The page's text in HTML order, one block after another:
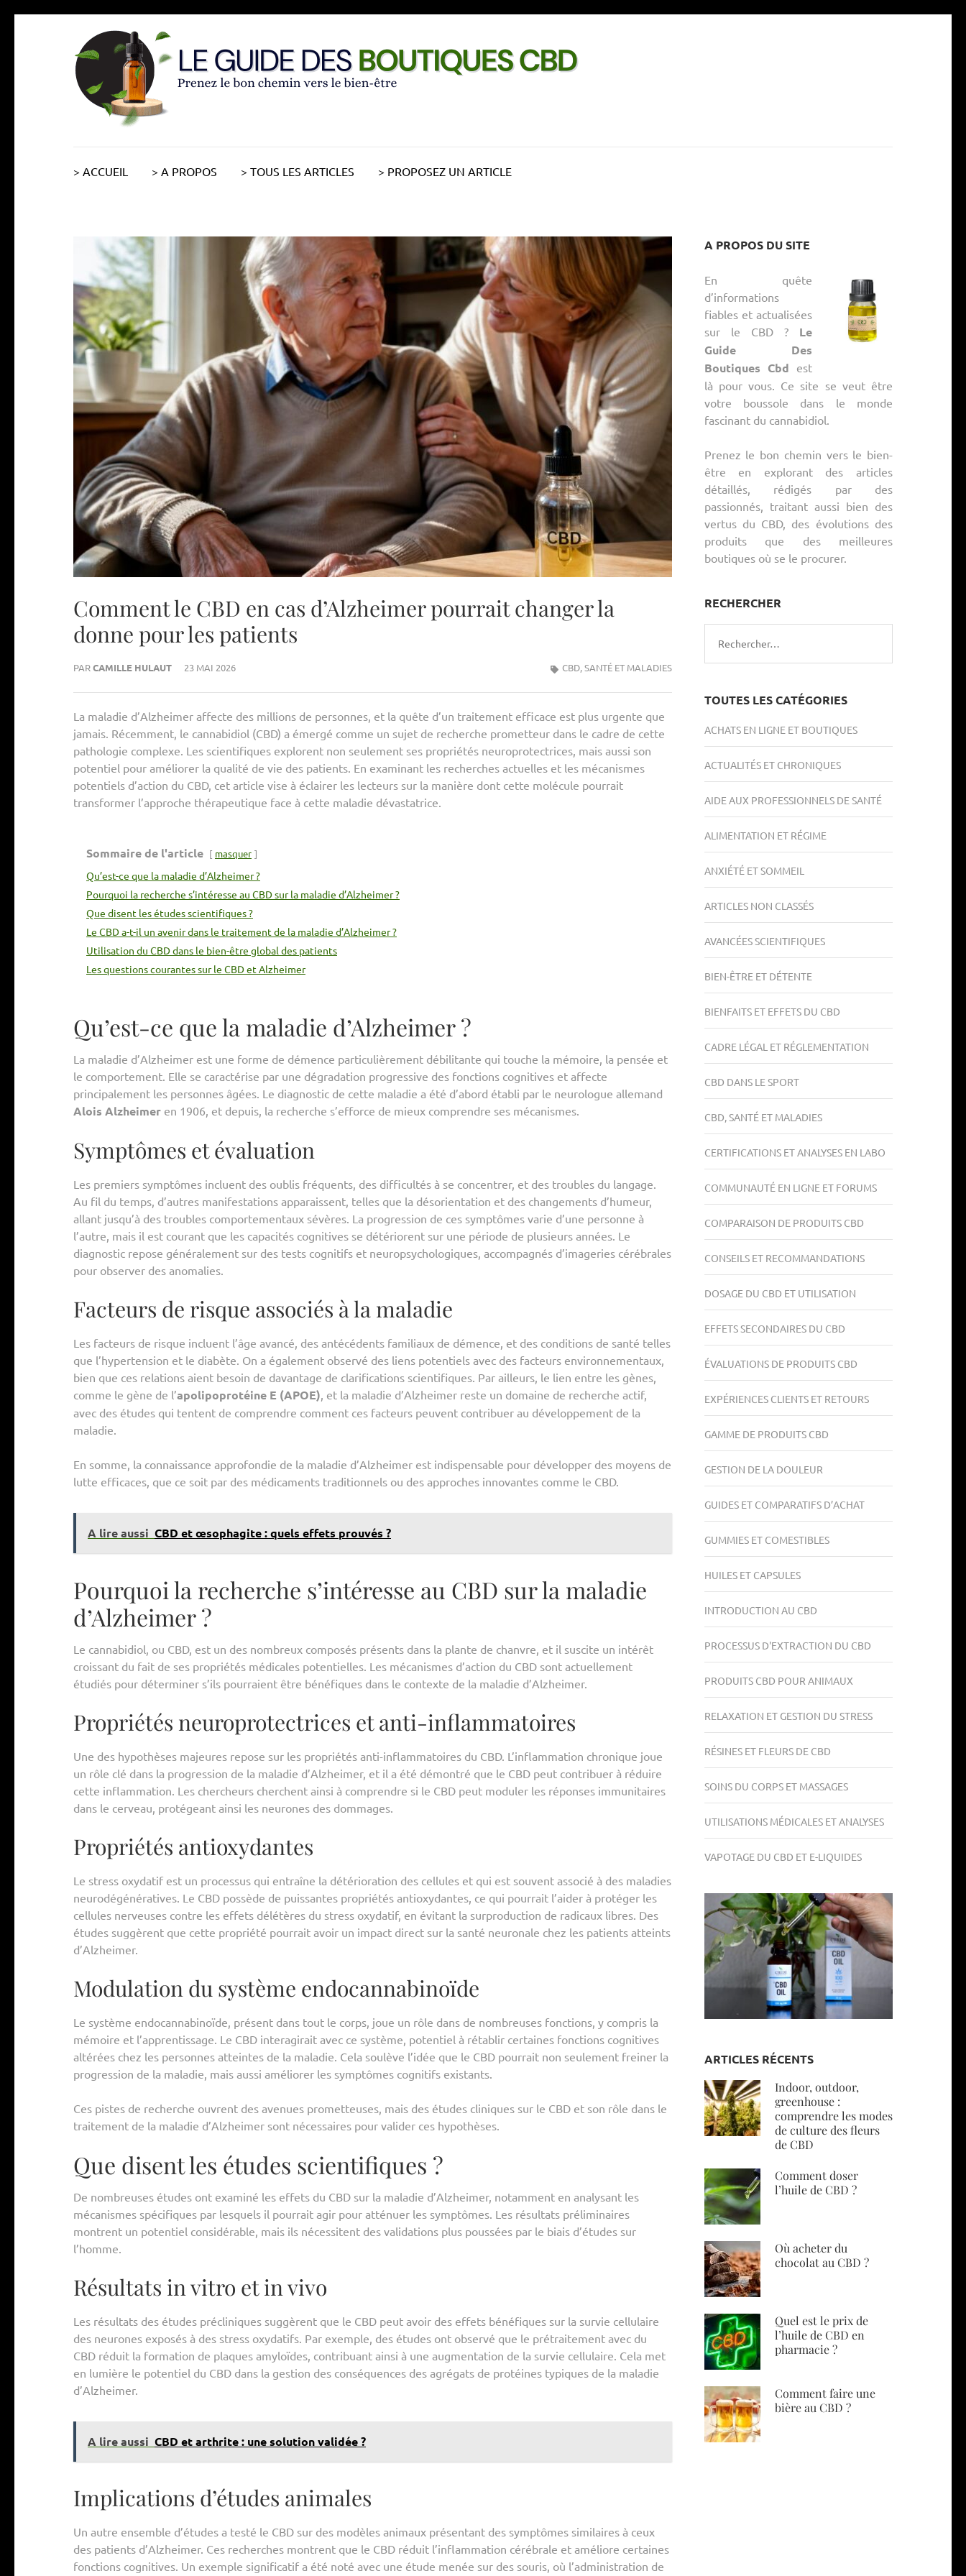
> ACCUEIL > A PROPOS > TOUS LES ARTICLES > PROPOSEZ UN ARTICLE
Comment le CBD en cas d’Alzheimer pourrait changer la
donne pour les patients
PARCAMILLE HULAUT 23 MAI 2026 CBD, SANTÉ ET MALADIES
La maladie d’Alzheimer affecte des millions de personnes, et la quête d’un traitement efficace est plus urgente que
jamais. Récemment, le cannabidiol (CBD) a émergé comme un sujet de recherche prometteur dans le cadre de cette
pathologie complexe. Les scientifiques explorent non seulement ses propriétés neuroprotectrices, mais aussi son
potentiel pour améliorer la qualité de vie des patients. En examinant les recherches actuelles et les mécanismes
potentiels d’action du CBD, cet article vise à éclairer les lecteurs sur la manière dont cette molécule pourrait
transformer l’approche thérapeutique face à cette maladie dévastatrice.
Sommaire de l'article masquer
Qu’est-ce que la maladie d’Alzheimer ?
Pourquoi la recherche s’intéresse au CBD sur la maladie d’Alzheimer ?
Que disent les études scientifiques ?
Le CBD a-t-il un avenir dans le traitement de la maladie d’Alzheimer ?
Utilisation du CBD dans le bien-être global des patients
Les questions courantes sur le CBD et Alzheimer
Qu’est-ce que la maladie d’Alzheimer ?
La maladie d’Alzheimer est une forme de démence particulièrement débilitante qui touche la mémoire, la pensée et
le comportement. Elle se caractérise par une dégradation progressive des fonctions cognitives et affecte
principalement les personnes âgées. Le diagnostic de cette maladie a été d’abord établi par le neurologue allemand
Alois Alzheimer en 1906, et depuis, la recherche s’efforce de mieux comprendre ses mécanismes.
Symptômes et évaluation
Les premiers symptômes incluent des oublis fréquents, des difficultés à se concentrer, et des troubles du langage.
Au fil du temps, d’autres manifestations apparaissent, telles que la désorientation et des changements d’humeur,
allant jusqu’à des troubles comportementaux sévères. La progression de ces symptômes varie d’une personne à
l’autre, mais il est courant que les capacités cognitives se détériorent sur une période de plusieurs années. Le
diagnostic repose généralement sur des tests cognitifs et neuropsychologiques, accompagnés d’imageries cérébrales
pour observer des anomalies.
Facteurs de risque associés à la maladie
Les facteurs de risque incluent l’âge avancé, des antécédents familiaux de démence, et des conditions de santé telles
que l’hypertension et le diabète. On a également observé des liens potentiels avec des facteurs environnementaux,
bien que ces relations aient besoin de davantage de clarifications scientifiques. Par ailleurs, le lien entre les gènes,
comme le gène de l’apolipoprotéine E (APOE) , et la maladie d’Alzheimer reste un domaine de recherche actif,
avec des études qui tentent de comprendre comment ces facteurs peuvent contribuer au développement de la
maladie.
En somme, la connaissance approfondie de la maladie d’Alzheimer est indispensable pour développer des moyens de
lutte efficaces, que ce soit par des médicaments traditionnels ou des approches innovantes comme le CBD.
A lire aussi CBD et œsophagite : quels effets prouvés ?
Pourquoi la recherche s’intéresse au CBD sur la maladie
d’Alzheimer ?
Le cannabidiol, ou CBD, est un des nombreux composés présents dans la plante de chanvre, et il suscite un intérêt
croissant du fait de ses propriétés médicales potentielles. Les mécanismes d’action du CBD sont actuellement
étudiés pour déterminer s’ils pourraient être bénéfiques dans le contexte de la maladie d’Alzheimer.
Propriétés neuroprotectrices et anti-inflammatoires
Une des hypothèses majeures repose sur les propriétés anti-inflammatoires du CBD. L’inflammation chronique joue
un rôle clé dans la progression de la maladie d’Alzheimer, et il a été démontré que le CBD peut contribuer à réduire
cette inflammation. Les chercheurs cherchent ainsi à comprendre si le CBD peut moduler les réponses immunitaires
dans le cerveau, protégeant ainsi les neurones des dommages.
Propriétés antioxydantes
Le stress oxydatif est un processus qui entraîne la détérioration des cellules et qui est souvent associé à des maladies
neurodégénératives. Le CBD possède de puissantes propriétés antioxydantes, ce qui pourrait l’aider à protéger les
cellules nerveuses contre les effets délétères du stress oxydatif, en évitant la surproduction de radicaux libres. Des
études suggèrent que cette propriété pourrait avoir un impact direct sur la santé neuronale chez les patients atteints
d’Alzheimer.
Modulation du système endocannabinoïde
Le système endocannabinoïde, présent dans tout le corps, joue un rôle dans de nombreuses fonctions, y compris la
mémoire et l’apprentissage. Le CBD interagirait avec ce système, potentiel à rétablir certaines fonctions cognitives
altérées chez les personnes atteintes de la maladie. Cela soulève l’idée que le CBD pourrait non seulement freiner la
progression de la maladie, mais aussi améliorer les symptômes cognitifs existants.
Ces pistes de recherche ouvrent des avenues prometteuses, mais des études cliniques sur le CBD et son rôle dans le
traitement de la maladie d’Alzheimer sont nécessaires pour valider ces hypothèses.
Que disent les études scientifiques ?
De nombreuses études ont examiné les effets du CBD sur la maladie d’Alzheimer, notamment en analysant les
mécanismes spécifiques par lesquels il pourrait agir pour atténuer les symptômes. Les résultats préliminaires
montrent un potentiel considérable, mais ils nécessitent des validations plus poussées par le biais d’études sur
l’homme.
Résultats in vitro et in vivo
Les résultats des études précliniques suggèrent que le CBD peut avoir des effets bénéfiques sur la survie cellulaire
des neurones exposés à des stress oxydatifs. Par exemple, des études ont observé que le prétraitement avec du
CBD réduit la formation de plaques amyloïdes, contribuant ainsi à une augmentation de la survie cellulaire. Cela met
en lumière le potentiel du CBD dans la gestion des conséquences des agrégats de protéines typiques de la maladie
d’Alzheimer.
A lire aussi CBD et arthrite : une solution validée ?
Implications d’études animales
Un autre ensemble d’études a testé le CBD sur des modèles animaux présentant des symptômes similaires à ceux
des patients d’Alzheimer. Ces recherches montrent que le CBD réduit l’inflammation cérébrale et améliore certaines
fonctions cognitives. Un exemple significatif a été noté avec une étude menée sur des souris, où l’administration de
A PROPOS DU SITE
En quête
d’informations
fiables et actualisées
sur le CBD ? Le
Guide Des
Boutiques Cbd est
là pour vous. Ce site se veut être
votre boussole dans le monde
fascinant du cannabidiol.
Prenez le bon chemin vers le bien-
être en explorant des articles
détaillés, rédigés par des
passionnés, traitant aussi bien des
vertus du CBD, des évolutions des
produits que des meilleures
boutiques où se le procurer.
RECHERCHER
Rechercher :
TOUTES LES CATÉGORIES
ACHATS EN LIGNE ET BOUTIQUES
ACTUALITÉS ET CHRONIQUES
AIDE AUX PROFESSIONNELS DE SANTÉ
ALIMENTATION ET RÉGIME
ANXIÉTÉ ET SOMMEIL
ARTICLES NON CLASSÉS
AVANCÉES SCIENTIFIQUES
BIEN-ÊTRE ET DÉTENTE
BIENFAITS ET EFFETS DU CBD
CADRE LÉGAL ET RÉGLEMENTATION
CBD DANS LE SPORT
CBD, SANTÉ ET MALADIES
CERTIFICATIONS ET ANALYSES EN LABO
COMMUNAUTÉ EN LIGNE ET FORUMS
COMPARAISON DE PRODUITS CBD
CONSEILS ET RECOMMANDATIONS
DOSAGE DU CBD ET UTILISATION
EFFETS SECONDAIRES DU CBD
ÉVALUATIONS DE PRODUITS CBD
EXPÉRIENCES CLIENTS ET RETOURS
GAMME DE PRODUITS CBD
GESTION DE LA DOULEUR
GUIDES ET COMPARATIFS D’ACHAT
GUMMIES ET COMESTIBLES
HUILES ET CAPSULES
INTRODUCTION AU CBD
PROCESSUS D'EXTRACTION DU CBD
PRODUITS CBD POUR ANIMAUX
RELAXATION ET GESTION DU STRESS
RÉSINES ET FLEURS DE CBD
SOINS DU CORPS ET MASSAGES
UTILISATIONS MÉDICALES ET ANALYSES
VAPOTAGE DU CBD ET E-LIQUIDES
ARTICLES RÉCENTS
Indoor, outdoor,
greenhouse :
comprendre les modes
de culture des fleurs
de CBD
Comment doser
l’huile de CBD ?
Où acheter du
chocolat au CBD ?
Quel est le prix de
l’huile de CBD en
pharmacie ?
Comment faire une
bière au CBD ?